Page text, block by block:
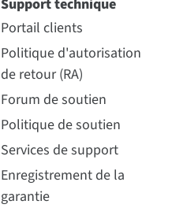
Support technique
Portail clients
Politique d'autorisation
de retour (RA)
Forum de soutien
Politique de soutien
Services de support
Enregistrement de la
garantie